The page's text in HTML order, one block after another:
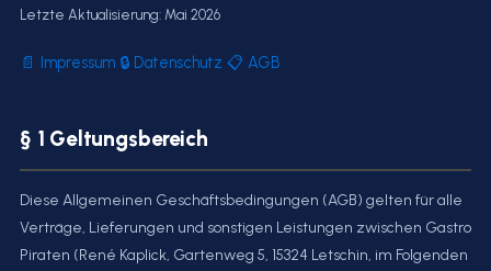
Letzte Aktualisierung: Mai 2026
📄 Impressum 🔒 Datenschutz 📋 AGB
§ 1 Geltungsbereich
Diese Allgemeinen Geschäftsbedingungen (AGB) gelten für alle
Verträge, Lieferungen und sonstigen Leistungen zwischen Gastro
Piraten (René Kaplick, Gartenweg 5, 15324 Letschin, im Folgenden